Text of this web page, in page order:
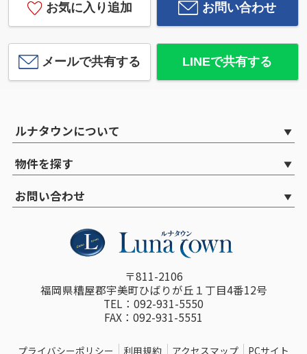
お気に入り追加 お問い合わせ
メールで共有する LINEで共有する
ルナタウンについて
物件を探す
お問い合わせ
〒811-2106
福岡県糟屋郡宇美町ひばりが丘１丁目4番12号
TEL：092-931-5550
FAX：092-931-5551
プライバシーポリシー 利用規約 アクセスマップ PCサイト